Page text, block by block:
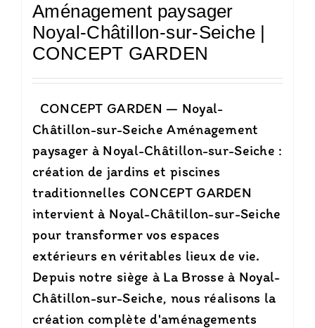
Aménagement paysager
Noyal-Châtillon-sur-Seiche |
CONCEPT GARDEN
CONCEPT GARDEN — Noyal-
Châtillon-sur-Seiche Aménagement
paysager à Noyal-Châtillon-sur-Seiche :
création de jardins et piscines
traditionnelles CONCEPT GARDEN
intervient à Noyal-Châtillon-sur-Seiche
pour transformer vos espaces
extérieurs en véritables lieux de vie.
Depuis notre siège à La Brosse à Noyal-
Châtillon-sur-Seiche, nous réalisons la
création complète d'aménagements